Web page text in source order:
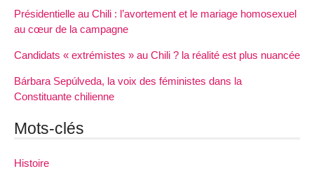
Présidentielle au Chili : l’avortement et le mariage homosexuel
au cœur de la campagne
Candidats « extrémistes » au Chili ? la réalité est plus nuancée
Bárbara Sepúlveda, la voix des féministes dans la
Constituante chilienne
Mots-clés
Histoire